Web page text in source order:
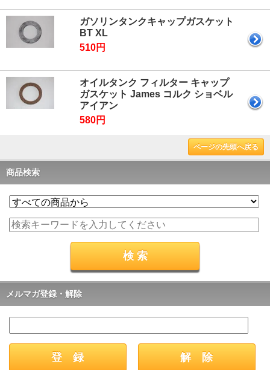
ガソリンタンクキャップガスケット
BT XL
510円
オイルタンク フィルター キャップ
ガスケット James コルク ショベル
アイアン
580円
ページの先頭へ戻る
商品検索
メルマガ登録・解除